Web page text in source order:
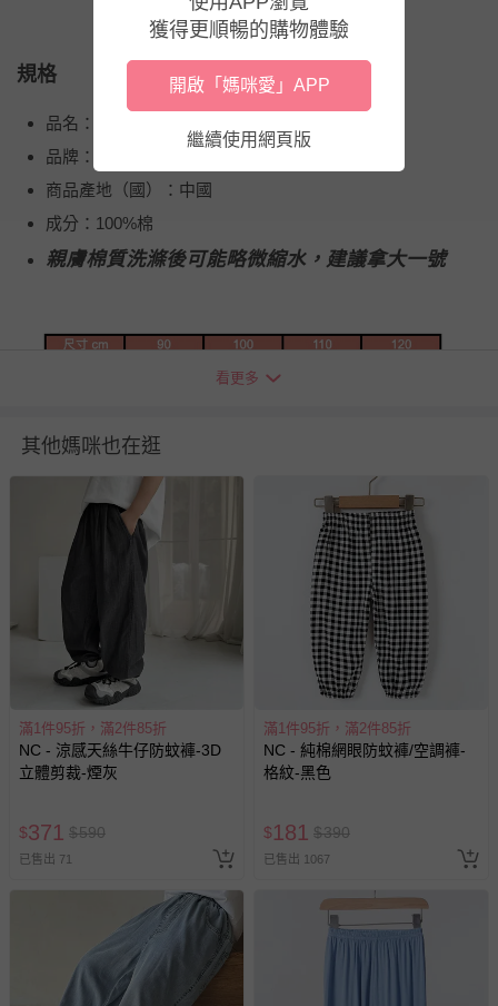
規格
品名：純棉網眼防蚊褲/空調褲
品牌：NC
商品產地（國）：中國
成分：100%棉
親膚棉質洗滌後可能略微縮水，建議拿大一號
退換貨須知
您所購買的商品享有7天的鑑賞期／猶豫期權益，但此期間
並非試用期，您所退回的商品必須是未經使用的全新狀態，
包含完整包裝、配件、說明文件及贈品等。
如需退換貨，請於收到商品7天（含例假日內提出），如為
瑕疵退換貨所產生的運費，將由媽咪愛負責處理，若非瑕疵
退貨，您可至『查詢訂單』>『已出貨』中查詢該筆訂單，
並點選『我要退貨』即可進行申請。若有相關退貨問題，請
至媽咪愛LINE@客服ID: @mamilove我們將依序為您處理
針對滿件折/滿額贈…等活動，如因部份退貨，而該訂單保
留商品未達活動門檻，將以原價計算，活動贈品亦需一併退
部分商品依據消費者保護法的規定，不適用七天鑑賞期/猶
豫期範圍：
看更多
其他媽咪也在逛
滿1件95折，滿2件85折
NC - 涼感天絲牛仔防蚊褲-3D
立體剪裁-煙灰
$371 $590
已售出 71
滿1件95折，滿2件85折
NC - 純棉網眼防蚊褲/空調褲-
格紋-黑色
$181 $390
已售出 1067
獲得更順暢的購物體驗
開啟「媽咪愛」APP
繼續使用網頁版